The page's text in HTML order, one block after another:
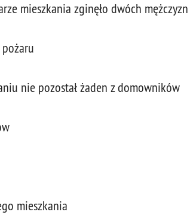
mieszkania zginęło dwóch mężczyzn
nie pozostał żaden z domowników
mieszkania